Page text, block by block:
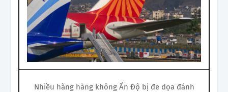
Nhiều hãng hàng không Ấn Độ bị đe dọa đánh